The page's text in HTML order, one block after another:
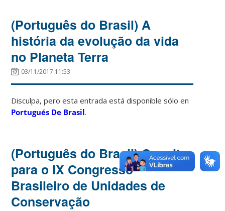
(Português do Brasil) A
história da evolução da vida
no Planeta Terra
03/11/2017 11:53
Disculpa, pero esta entrada está disponible sólo en
Portugués De Brasil.
(Português do Brasil) Convite
para o IX Congresso
Brasileiro de Unidades de
Conservação